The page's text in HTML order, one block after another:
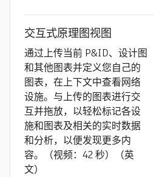
交互式原理图视图
通过上传当前 P&ID、设计图
和其他图表并定义您自己的
图表，在上下文中查看网络
设施。与上传的图表进行交
互并拖放，以轻松标记各设
施和图表及相关的实时数据
和分析，以便发现更多内
容。（视频：42 秒）（英
文）